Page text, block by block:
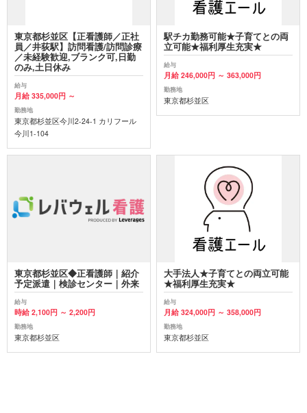
東京都杉並区【正看護師／正社
員／井荻駅】訪問看護/訪問診療
／未経験歓迎,ブランク可,日勤
のみ,土日休み
給与
月給 335,000円 ～
勤務地
東京都杉並区今川2-24-1 カリフール
今川1-104
駅チカ勤務可能★子育てとの両
立可能★福利厚生充実★
給与
月給 246,000円 ～ 363,000円
勤務地
東京都杉並区
東京都杉並区◆正看護師｜紹介
予定派遣｜検診センター｜外来
給与
時給 2,100円 ～ 2,200円
勤務地
東京都杉並区
大手法人★子育てとの両立可能
★福利厚生充実★
給与
月給 324,000円 ～ 358,000円
勤務地
東京都杉並区